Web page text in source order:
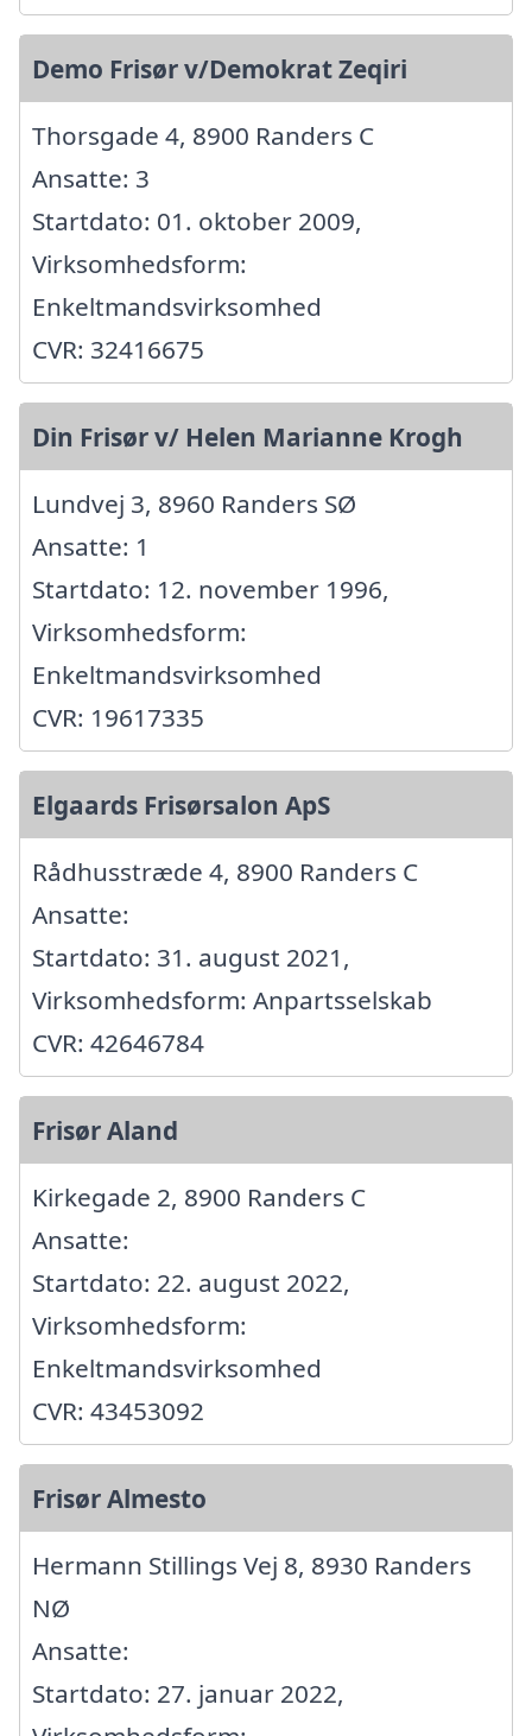
Demo Frisør v/Demokrat Zeqiri
Thorsgade 4, 8900 Randers C
Ansatte: 3
Startdato: 01. oktober 2009,
Virksomhedsform:
Enkeltmandsvirksomhed
CVR: 32416675
Din Frisør v/ Helen Marianne Krogh
Lundvej 3, 8960 Randers SØ
Ansatte: 1
Startdato: 12. november 1996,
Virksomhedsform:
Enkeltmandsvirksomhed
CVR: 19617335
Elgaards Frisørsalon ApS
Rådhusstræde 4, 8900 Randers C
Ansatte:
Startdato: 31. august 2021,
Virksomhedsform: Anpartsselskab
CVR: 42646784
Frisør Aland
Kirkegade 2, 8900 Randers C
Ansatte:
Startdato: 22. august 2022,
Virksomhedsform:
Enkeltmandsvirksomhed
CVR: 43453092
Frisør Almesto
Hermann Stillings Vej 8, 8930 Randers
NØ
Ansatte:
Startdato: 27. januar 2022,